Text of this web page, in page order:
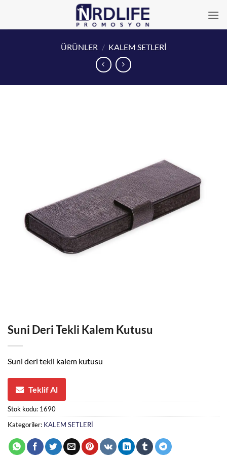
ÜRÜNLER / KALEM SETLERİ
Suni Deri Tekli Kalem Kutusu
Suni deri tekli kalem kutusu
Teklif Al
Stok kodu: 1690
Kategoriler: KALEM SETLERİ